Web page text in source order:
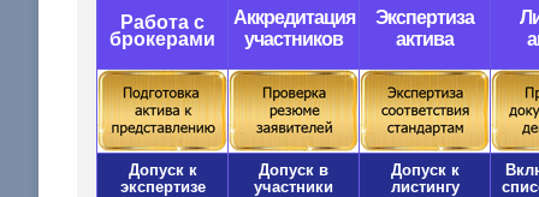
Работа с
брокерами
Аккредитация
участников
Экспертиза
актива
Допуск к
экспертизе
Допуск в
участники
Допуск к
листингу